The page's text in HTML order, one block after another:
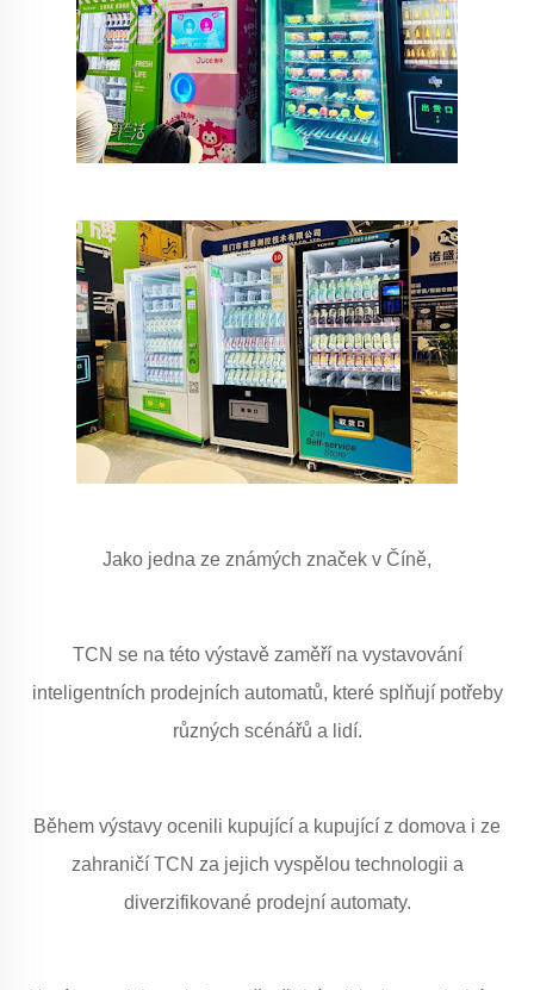
Jako jedna ze známých značek v Číně,
TCN se na této výstavě zaměří na vystavování
inteligentních prodejních automatů, které splňují potřeby
různých scénářů a lidí.
Během výstavy ocenili kupující a kupující z domova i ze
zahraničí TCN za jejich vyspělou technologii a
diverzifikované prodejní automaty.